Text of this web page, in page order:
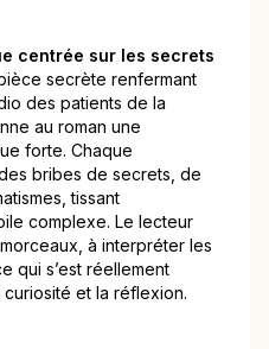
centrée sur les secrets
secrète renfermant
des patients de la
au roman une
forte. Chaque
bribes de secrets, de
tissant
complexe. Le lecteur
à interpréter les
qui s’est réellement
et la réflexion.